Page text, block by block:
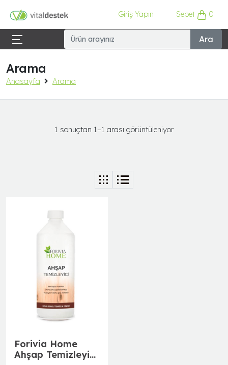
Giriş Yapın Sepet 0
Ara
Arama
Anasayfa Arama
1 sonuçtan 1–1 arası görüntüleniyor
Forivia Home
Ahşap Temizleyici